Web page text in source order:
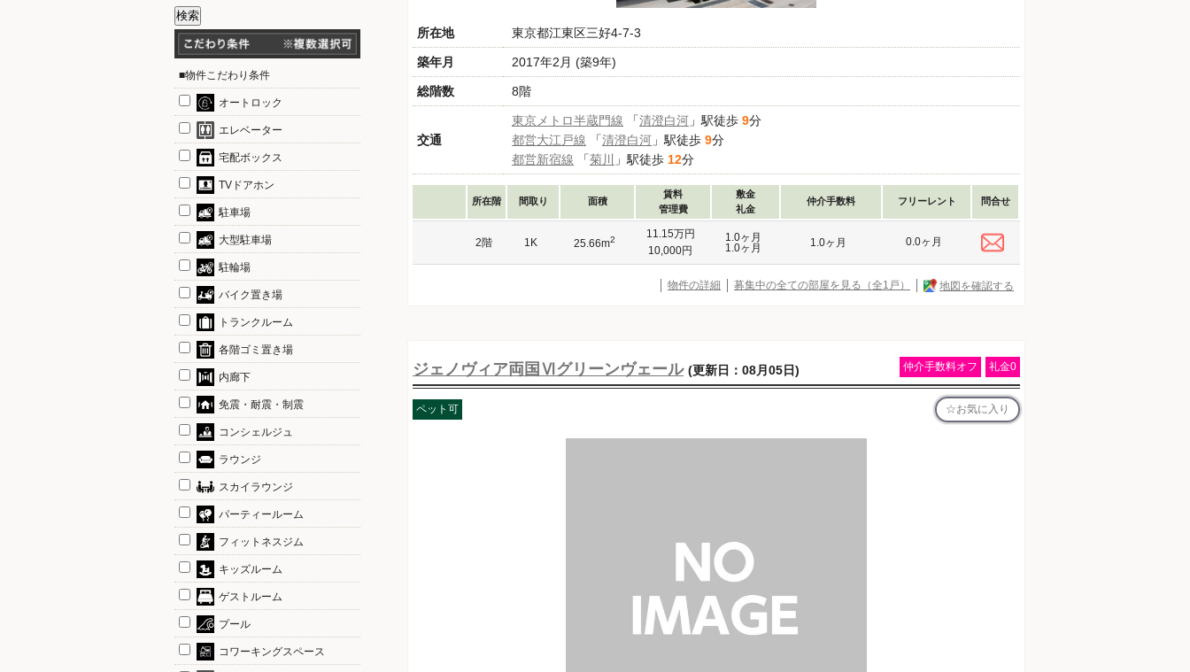
所在地 東京都江東区三好4-7-3
築年月 2017年2月 (築9年)
総階数 8階
交通
東京メトロ半蔵門線 「清澄白河 」駅徒歩 9分
都営大江戸線 「清澄白河 」駅徒歩 9分
都営新宿線 「菊川 」駅徒歩 12分
所在階 間取り 面積
賃料
管理費
敷金
礼金
仲介手数料 フリーレント 問合せ
11.15万円
10,000円
1.0ヶ月
1.0ヶ月
1.0ヶ月 0.0ヶ月
2階 1K 25.66m2
物件の詳細 募集中の全ての部屋を見る（全1戸） 地図を確認する
ジェノヴィア両国Ⅵグリーンヴェール (更新日：08月05日) 仲介手数料オフ 礼金0
ペット可 お気に入り
■物件こだわり条件
オートロック
エレベーター
宅配ボックス
TVドアホン
駐車場
大型駐車場
駐輪場
バイク置き場
トランクルーム
各階ゴミ置き場
内廊下
免震・耐震・制震
コンシェルジュ
ラウンジ
スカイラウンジ
パーティールーム
フィットネスジム
キッズルーム
ゲストルーム
プール
コワーキングスペース